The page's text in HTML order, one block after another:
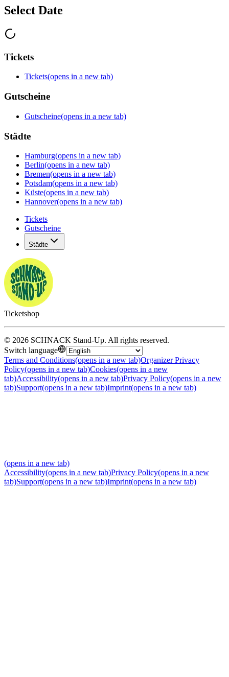
Select Date
Tickets
Tickets(opens in a new tab)
Gutscheine
Gutscheine(opens in a new tab)
Städte
Hamburg(opens in a new tab)
Berlin(opens in a new tab)
Bremen(opens in a new tab)
Potsdam(opens in a new tab)
Küste(opens in a new tab)
Hannover(opens in a new tab)
Tickets
Gutscheine
Städte
Ticketshop
© 2026 SCHNACK Stand-Up. All rights reserved.
Switch language
Terms and Conditions(opens in a new tab)Organizer Privacy
Policy(opens in a new tab)Cookies(opens in a new
tab)Accessibility(opens in a new tab)Privacy Policy(opens in a new
tab)Support(opens in a new tab)Imprint(opens in a new tab)
(opens in a new tab)
Accessibility(opens in a new tab)Privacy Policy(opens in a new
tab)Support(opens in a new tab)Imprint(opens in a new tab)